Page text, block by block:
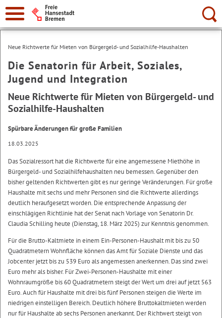
Suche:
Neue Richtwerte für Mieten von Bürgergeld- und Sozialhilfe-Haushalten
Die Senatorin für Arbeit, Soziales,
Jugend und Integration
Neue Richtwerte für Mieten von Bürgergeld- und
Sozialhilfe-Haushalten
Spürbare Änderungen für große Familien
18.03.2025
Das Sozialressort hat die Richtwerte für eine angemessene Miethöhe in
Bürgergeld- und Sozialhilfehaushalten neu bemessen. Gegenüber den
bisher geltenden Richtwerten gibt es nur geringe Veränderungen. Für große
Haushalte mit sechs und mehr Personen sind die Richtwerte allerdings
deutlich heraufgesetzt worden. Die entsprechende Anpassung der
einschlägigen Richtlinie hat der Senat nach Vorlage von Senatorin Dr.
Claudia Schilling heute (Dienstag, 18. März 2025) zur Kenntnis genommen.
Für die Brutto-Kaltmiete in einem Ein-Personen-Haushalt mit bis zu 50
Quadratmetern Wohnfläche können das Amt für Soziale Dienste und das
Jobcenter jetzt bis zu 539 Euro als angemessen anerkennen. Das sind zwei
Euro mehr als bisher. Für Zwei-Personen-Haushalte mit einer
Wohnraumgröße bis 60 Quadratmetern steigt der Wert um drei auf jetzt 563
Euro. Auch für Haushalte mit drei bis fünf Personen steigen die Werte im
niedrigen einstelligen Bereich. Deutlich höhere Bruttokaltmieten werden
nur für Haushalte ab sechs Personen anerkannt. Der Richtwert steigt von